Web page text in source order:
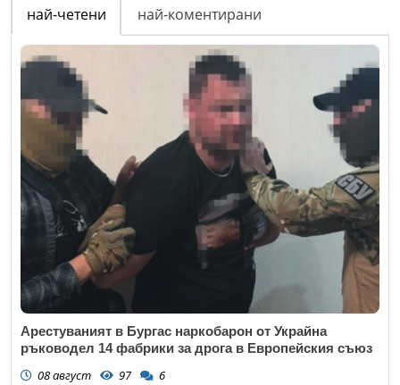
най-четени най-коментирани
Арестуваният в Бургас наркобарон от Украйна
ръководел 14 фабрики за дрога в Европейския съюз
08 август 97 6